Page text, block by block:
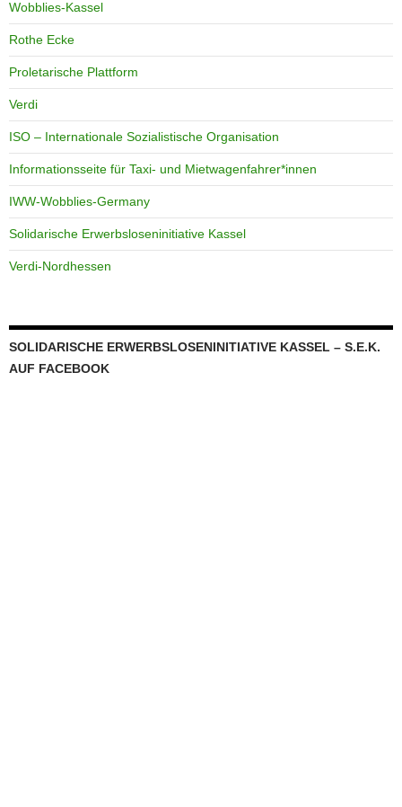
Wobblies-Kassel
Rothe Ecke
Proletarische Plattform
Verdi
ISO – Internationale Sozialistische Organisation
Informationsseite für Taxi- und Mietwagenfahrer*innen
IWW-Wobblies-Germany
Solidarische Erwerbsloseninitiative Kassel
Verdi-Nordhessen
SOLIDARISCHE ERWERBSLOSENINITIATIVE KASSEL – S.E.K.
AUF FACEBOOK